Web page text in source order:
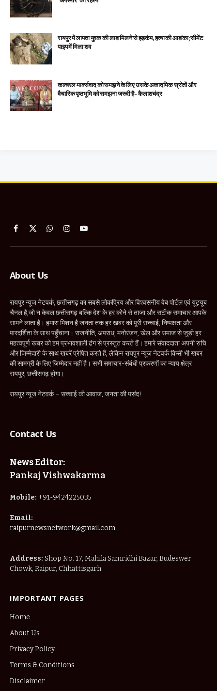
रायपुर में लापता युवक की लाश मिलने से हड़कंप, हत्या की आशंका; सीमेंट
पाइप में मिला शव
कल्चरल मार्क्सवाद को समझने के लिए उसके अकादमिक स्रोतों और
वैचारिक पृष्ठभूमि को समझना जरूरी है- कैलाशचंद्र
Facebook
X
WhatsApp
InstagramYouTube
About Us
रायपुर न्यूज नेटवर्क, छत्तीसगढ़ का सबसे लोकप्रिय और विश्वसनीय वेब पोर्टल एवं यूट्यूब
चैनल है,जो न केवल छत्तीसगढ़ बल्कि देश के हर कोने से ताजा और सटीक समाचार आपके
सामने लाता है। हमारा मिशन है जनता तक हर खबर को पूरी सच्चाई, निष्पक्षता और
पारदर्शिता के साथ पहुँचाना। राजनीति, अपराध, मनोरंजन, खेल और समाज से जुड़ी हर
महत्वपूर्ण खबर को हम प्रभावशाली ढंग से प्रस्तुत करते हैं। हमारे संवाददाता अपनी रुचि
और जिम्मेदारी के साथ खबरें प्रेषित करते हैं, लेकिन रायपुर न्यूज नेटवर्क किसी भी खबर
की सामग्री के लिए जिम्मेदार नहीं है। सभी समाचार-संबंधी प्रकरणों का न्याय क्षेत्र
रायपुर, छत्तीसगढ़ होगा।
रायपुर न्यूज नेटवर्क – सच्चाई की आवाज, जनता की पसंद!
Contact Us
News Editor:
Pankaj Vishwakarma
Mobile: +91-9424225035
Email:
raipurnewsnetwork@gmail.com
Address: Shop No. 17, Mahila Samridhi Bazar, Budeswer
Chowk, Raipur, Chhattisgarh
IMPORTANT PAGES
Home
About Us
Privacy Policy
Terms & Conditions
Disclaimer